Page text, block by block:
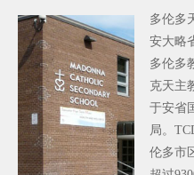
多伦多
安大略
多伦多
克天主
于安省
局。
伦多市